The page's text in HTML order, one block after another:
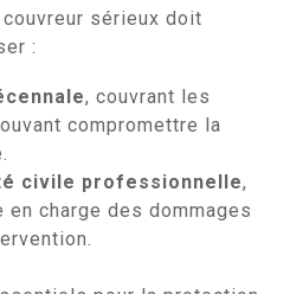
sérieux doit
:
, couvrant les
compromettre la
civile professionnelle,
charge des dommages